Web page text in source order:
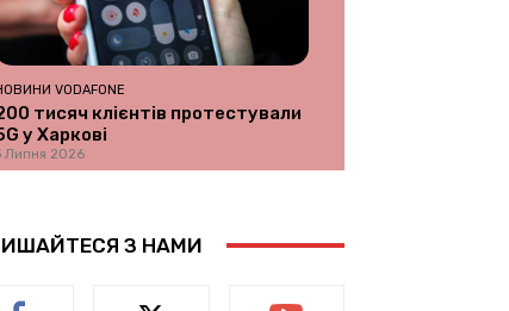
VODAFONE
тисяч клієнтів протестували
у Харкові
Липня 2026
З НАМИ